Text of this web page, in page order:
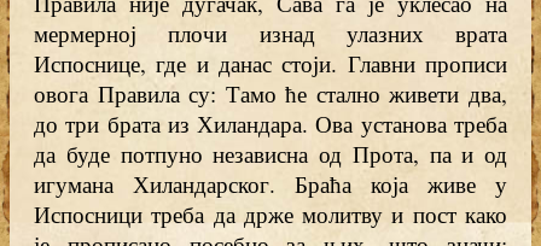
мермерној плочи изнад улазних врата
Испоснице, где и данас стоји. Главни прописи
овога Правила су: Тамо ће стално живети два,
до три брата из Хиландара. Ова установа треба
да буде потпуно независна од Прота, па и од
игумана Хиландарског. Браћа која живе у
Испосници треба да држе молитву и пост како